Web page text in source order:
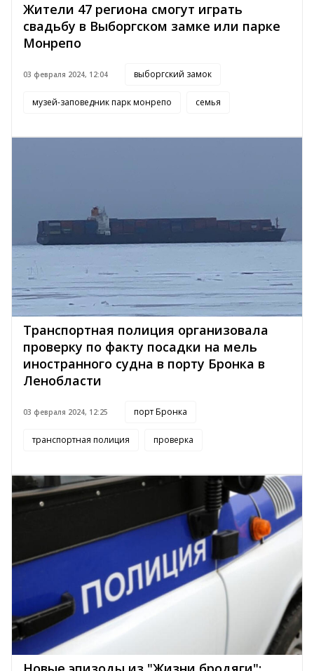
Жители 47 региона смогут играть
свадьбу в Выборгском замке или парке
Монрепо
03 февраля 2024, 12:04 выборгский замок
музей-заповедник парк монрепо семья
Транспортная полиция организовала
проверку по факту посадки на мель
иностранного судна в порту Бронка в
Ленобласти
03 февраля 2024, 12:25 порт Бронка
транспортная полиция проверка